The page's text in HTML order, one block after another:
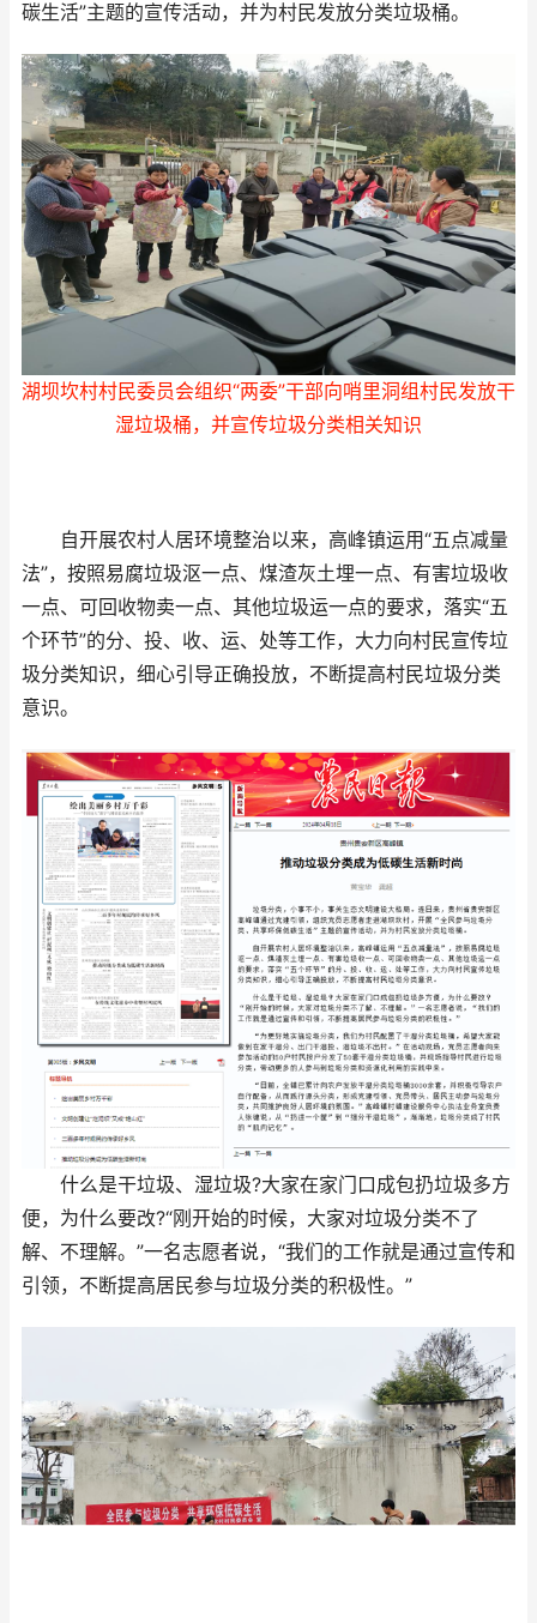
碳生活”主题的宣传活动，并为村民发放分类垃圾桶。
湖坝坎村村民委员会组织“两委”干部向哨里洞组村民发放干
湿垃圾桶，并宣传垃圾分类相关知识
自开展农村人居环境整治以来，高峰镇运用“五点减量
法”，按照易腐垃圾沤一点、煤渣灰土埋一点、有害垃圾收
一点、可回收物卖一点、其他垃圾运一点的要求，落实“五
个环节”的分、投、收、运、处等工作，大力向村民宣传垃
圾分类知识，细心引导正确投放，不断提高村民垃圾分类
意识。
什么是干垃圾、湿垃圾?大家在家门口成包扔垃圾多方
便，为什么要改?“刚开始的时候，大家对垃圾分类不了
解、不理解。”一名志愿者说，“我们的工作就是通过宣传和
引领，不断提高居民参与垃圾分类的积极性。”